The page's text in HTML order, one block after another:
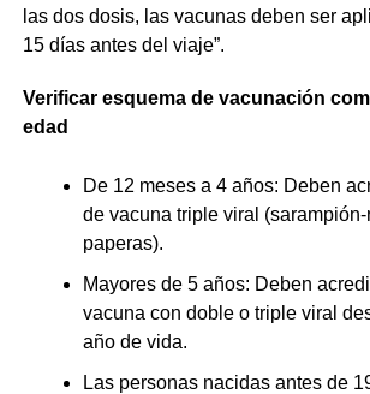
las dos dosis, las vacunas deben ser
15 días antes del viaje”.
Verificar esquema de vacunación
edad
De 12 meses a 4 años: Deben
de vacuna triple viral
paperas).
Mayores de 5 años: Deben
vacuna con doble o triple viral
año de vida.
Las personas nacidas antes de